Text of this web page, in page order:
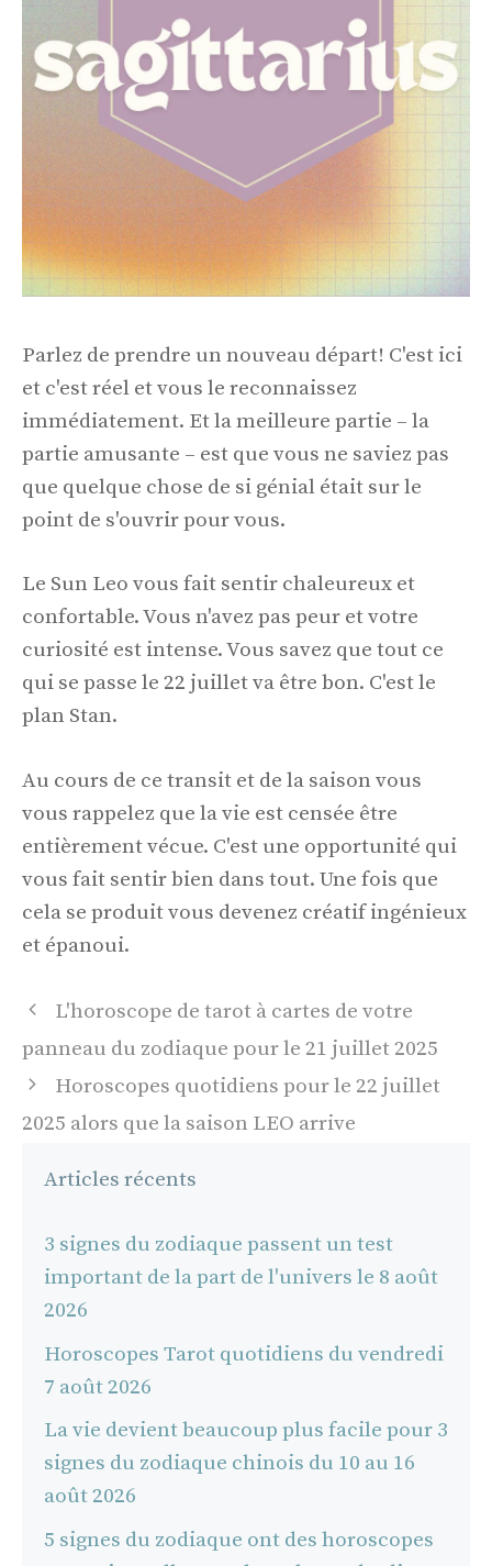
Parlez de prendre un nouveau départ! C'est ici
et c'est réel et vous le reconnaissez
immédiatement. Et la meilleure partie – la
partie amusante – est que vous ne saviez pas
que quelque chose de si génial était sur le
point de s'ouvrir pour vous.
Le Sun Leo vous fait sentir chaleureux et
confortable. Vous n'avez pas peur et votre
curiosité est intense. Vous savez que tout ce
qui se passe le 22 juillet va être bon. C'est le
plan Stan.
Au cours de ce transit et de la saison vous
vous rappelez que la vie est censée être
entièrement vécue. C'est une opportunité qui
vous fait sentir bien dans tout. Une fois que
cela se produit vous devenez créatif ingénieux
et épanoui.
Navigation
L'horoscope de tarot à cartes de votre
panneau du zodiaque pour le 21 juillet 2025
Horoscopes quotidiens pour le 22 juillet
2025 alors que la saison LEO arrive
Articles récents
3 signes du zodiaque passent un test
important de la part de l'univers le 8 août
2026
Horoscopes Tarot quotidiens du vendredi
7 août 2026
La vie devient beaucoup plus facile pour 3
signes du zodiaque chinois du 10 au 16
août 2026
5 signes du zodiaque ont des horoscopes